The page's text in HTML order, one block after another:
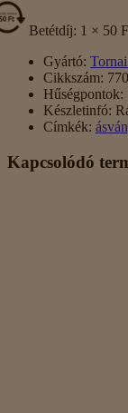
Betétdíj: 1 × 50
Gyártó:
Cikkszám: 770
Hűségpontok:
Készletinfó:
Címkék:
Kapcsolódó